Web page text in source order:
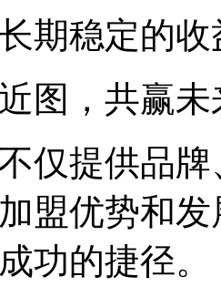
期稳定的收
图，共赢未
仅提供品
盟优势和
功的捷径。